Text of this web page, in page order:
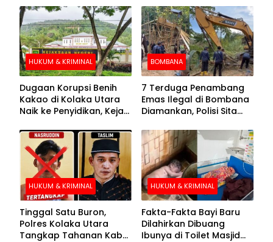
HUKUM & KRIMINAL
Dugaan Korupsi Benih
Kakao di Kolaka Utara
Naik ke Penyidikan, Kejari
BOMBANA
7 Terduga Penambang
Emas Ilegal di Bombana
Diamankan, Polisi Sita
Crusher
HUKUM & KRIMINAL
Tinggal Satu Buron,
Polres Kolaka Utara
Tangkap Tahanan Kabur
HUKUM & KRIMINAL
Fakta-Fakta Bayi Baru
Dilahirkan Dibuang
Ibunya di Toilet Masjid